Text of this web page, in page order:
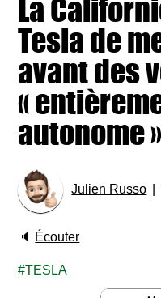
Tesla de
avant des
«
autonome »
Julien Russo
🔈 Écouter
TESLA